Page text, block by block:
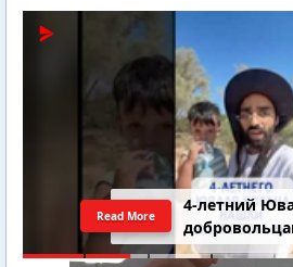
4-летний
Read More